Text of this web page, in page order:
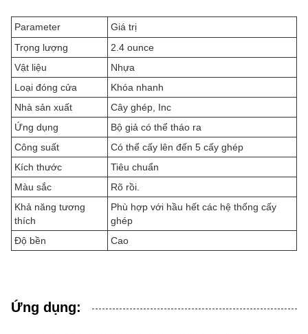
Parameter
Giá trị
Trọng lượng
2.4 ounce
Vật liệu
Nhựa
Loại đóng cửa
Khóa nhanh
Nhà sản xuất
Cây ghép, Inc
Ứng dụng
Bộ giả có thể tháo ra
Công suất
Có thể cấy lên đến 5 cấy ghép
Kích thước
Tiêu chuẩn
Màu sắc
Rõ rồi.
Khả năng tương
thích
Phù hợp với hầu hết các hệ thống cấy
ghép
Độ bền
Cao
Ứng dụng: